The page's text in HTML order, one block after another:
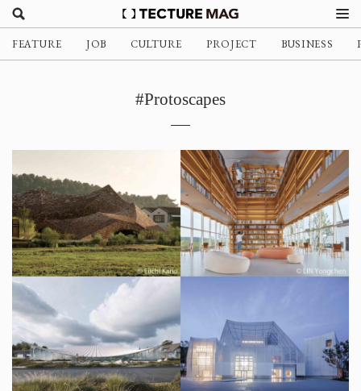
FEATURE JOB CULTURE PROJECT BUSINESS
#Protoscapes